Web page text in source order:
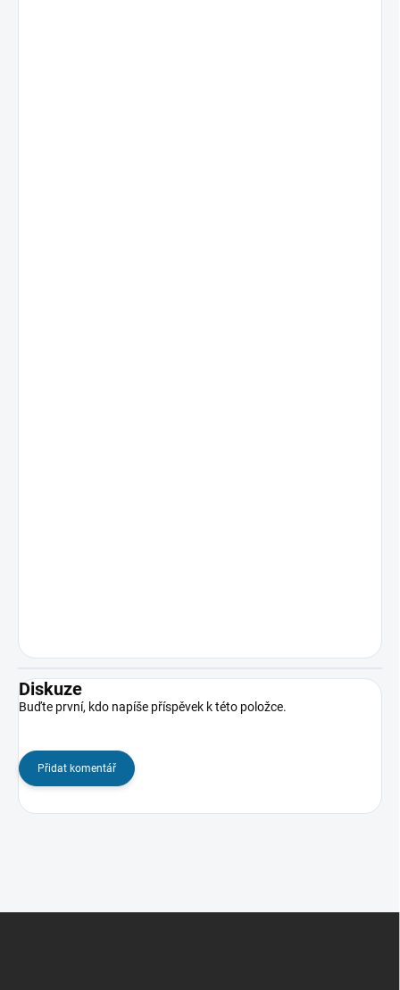
Diskuze
Buďte první, kdo napíše příspěvek k této položce.
Přidat komentář